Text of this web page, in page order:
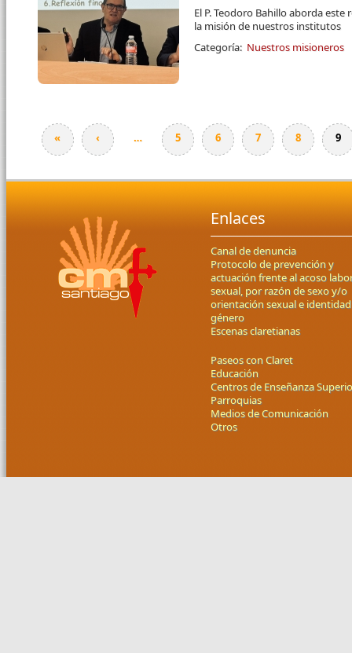
El P. Teodoro Bahillo aborda
la misión de nuestros institutos
Categoría: Nuestros misioneros
Páginas
« ‹ … 5 6 7 8 9
Enlaces
Canal de denuncia
Protocolo de prevención y
actuación frente al acoso
sexual, por razón de sexo y/o
orientación sexual e
género
Escenas claretianas
Paseos con Claret
Educación
Centros de Enseñanza
Parroquias
Medios de Comunicación
Otros